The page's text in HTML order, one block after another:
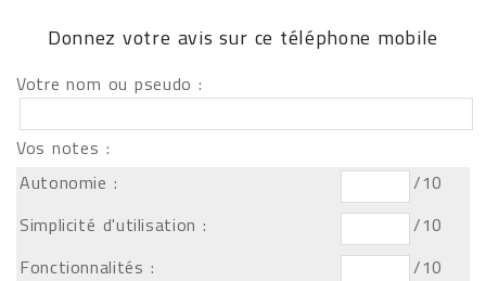
Donnez votre avis sur ce téléphone mobile
Votre nom ou pseudo :
Vos notes :
Autonomie :
/10
Simplicité d'utilisation :
/10
Fonctionnalités :
/10